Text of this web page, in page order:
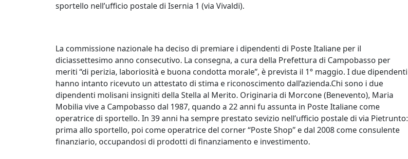
sportello nell’ufficio postale di Isernia 1 (via Vivaldi).
La commissione nazionale ha deciso di premiare i dipendenti di Poste Italiane per il
diciassettesimo anno consecutivo. La consegna, a cura della Prefettura di Campobasso per
meriti “di perizia, laboriosità e buona condotta morale”, è prevista il 1° maggio. I due dipendenti
hanno intanto ricevuto un attestato di stima e riconoscimento dall’azienda.Chi sono i due
dipendenti molisani insigniti della Stella al Merito. Originaria di Morcone (Benevento), Maria
Mobilia vive a Campobasso dal 1987, quando a 22 anni fu assunta in Poste Italiane come
operatrice di sportello. In 39 anni ha sempre prestato sevizio nell’ufficio postale di via Pietrunto:
prima allo sportello, poi come operatrice del corner “Poste Shop” e dal 2008 come consulente
finanziario, occupandosi di prodotti di finanziamento e investimento.